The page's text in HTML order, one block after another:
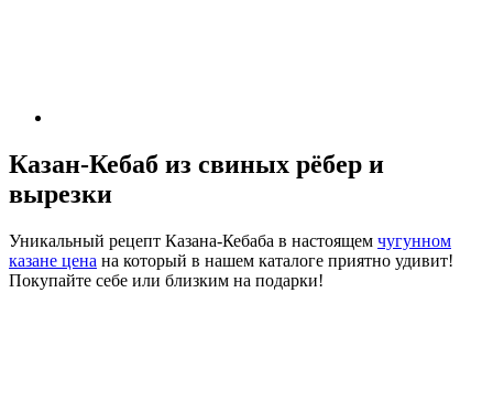
Казан-Кебаб из свиных рёбер и
вырезки
Уникальный рецепт Казана-Кебаба в настоящем чугунном
казане цена на который в нашем каталоге приятно удивит!
Покупайте себе или близким на подарки!